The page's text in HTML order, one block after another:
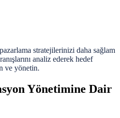
stratejilerinizi daha sağlam
analiz ederek hedef
ve yönetin.
Yönetimine Dair